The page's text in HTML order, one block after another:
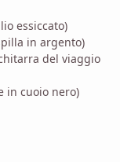
essiccato)
in argento)
del viaggio
in cuoio nero)